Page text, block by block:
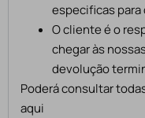
especificas
O cliente é o
chegar às
devolução
Poderá consultar
aqui